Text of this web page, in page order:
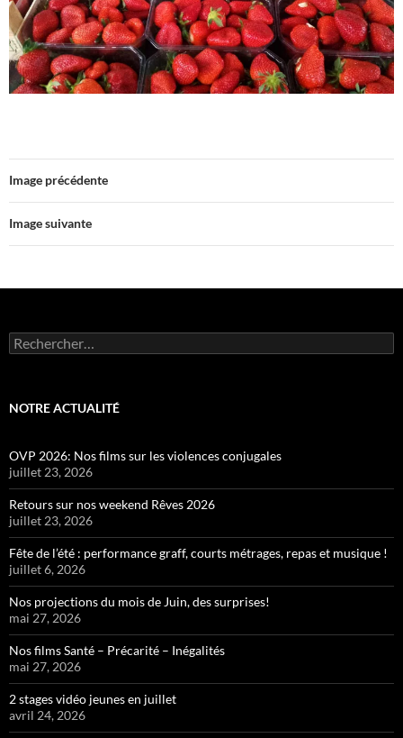
Image précédente
Image suivante
Rechercher :
NOTRE ACTUALITÉ
OVP 2026: Nos films sur les violences conjugales
juillet 23, 2026
Retours sur nos weekend Rêves 2026
juillet 23, 2026
Fête de l’été : performance graff, courts métrages, repas et musique !
juillet 6, 2026
Nos projections du mois de Juin, des surprises!
mai 27, 2026
Nos films Santé – Précarité – Inégalités
mai 27, 2026
2 stages vidéo jeunes en juillet
avril 24, 2026